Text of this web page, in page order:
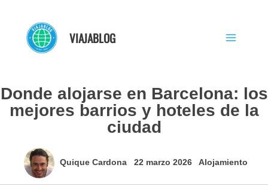
contenido
VIAJABLOG
Donde alojarse en Barcelona: los
mejores barrios y hoteles de la
ciudad
Quique Cardona 22 marzo 2026 Alojamiento